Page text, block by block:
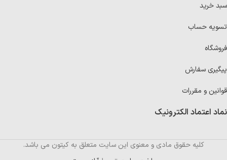
سبد خرید
تسویه حساب
فروشگاه
پیگیری سفارش
قوانین و مقررات
نماد اعتماد الکترونیک
کلیه حقوق مادی و معنوی این سایت متعلق به کیتون می باشد.